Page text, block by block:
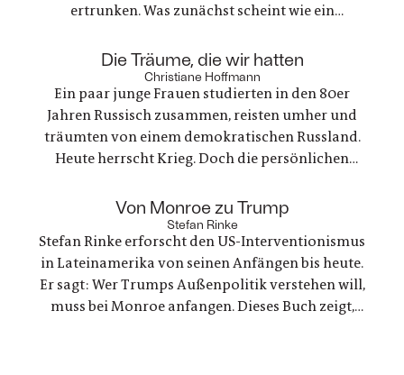
ertrunken. Was zunächst scheint wie ein
anderes heraus. Es geht um nichts weniger als die
große Frage nach Gerechtigkeit. Eine
nervenaufreibende Ermittlung beginnt
Die Träume, die wir hatten
Christiane Hoffmann
Ein paar junge Frauen studierten in den 80er
Jahren Russisch zusammen, reisten umher und
träumten von einem demokratischen Russland.
Heute herrscht Krieg. Doch die persönlichen
gerade als eine der Frauen stirbt. Ein Buch über
Trauer und Hoffnung in deutsch-ukranisch-
russischen Beziehungen
Von Monroe zu Trump
Stefan Rinke
Stefan Rinke erforscht den US-Interventionismus
in Lateinamerika von seinen Anfängen bis heute.
Er sagt: Wer Trumps Außenpolitik verstehen will,
muss bei Monroe anfangen. Dieses Buch zeigt,